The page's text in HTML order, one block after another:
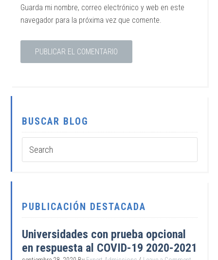
Guarda mi nombre, correo electrónico y web en este
navegador para la próxima vez que comente.
BUSCAR BLOG
PUBLICACIÓN DESTACADA
Universidades con prueba opcional
en respuesta al COVID-19 2020-2021